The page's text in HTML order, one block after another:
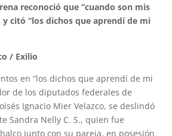
reconoció que “cuando son mis
citó “los dichos que aprendí de mi
/ Exilio
en “los dichos que aprendí de mi
de los diputados federales de
Ignacio Mier Velazco, se deslindó
Sandra Nelly C. S., quien fue
junto con su pareja, en posesión